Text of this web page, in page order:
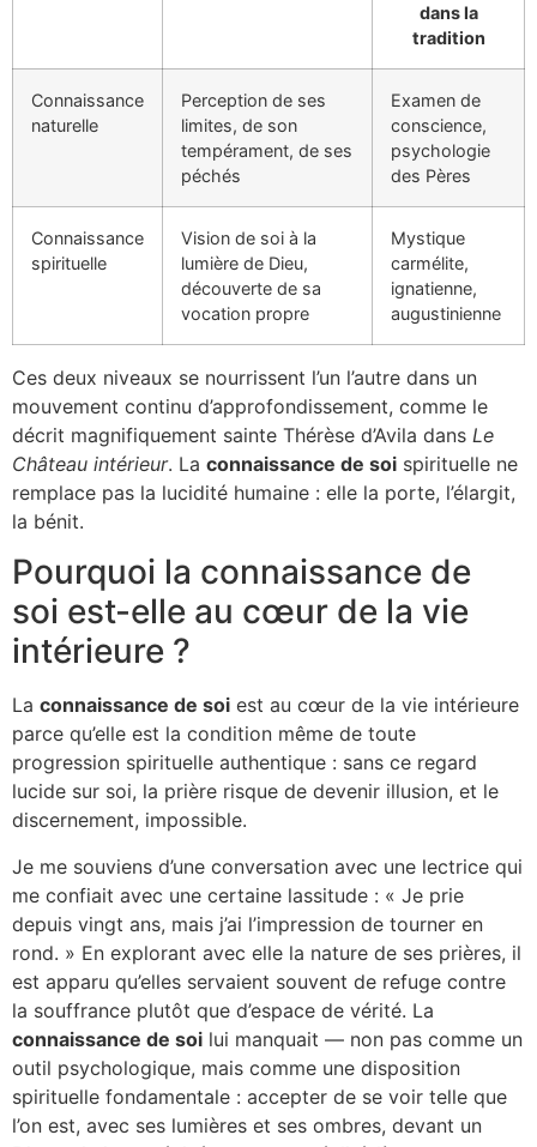
dans la
tradition
Connaissance
naturelle
Perception de ses
limites, de son
tempérament, de ses
péchés
Examen de
conscience,
psychologie
des Pères
Connaissance
spirituelle
Vision de soi à la
lumière de Dieu,
découverte de sa
vocation propre
Mystique
carmélite,
ignatienne,
augustinienne
Ces deux niveaux se nourrissent l’un l’autre dans un
mouvement continu d’approfondissement, comme le
décrit magnifiquement sainte Thérèse d’Avila dans Le
Château intérieur. La connaissance de soi spirituelle ne
remplace pas la lucidité humaine : elle la porte, l’élargit,
la bénit.
Pourquoi la connaissance de
soi est-elle au cœur de la vie
intérieure ?
La connaissance de soi est au cœur de la vie intérieure
parce qu’elle est la condition même de toute
progression spirituelle authentique : sans ce regard
lucide sur soi, la prière risque de devenir illusion, et le
discernement, impossible.
Je me souviens d’une conversation avec une lectrice qui
me confiait avec une certaine lassitude : « Je prie
depuis vingt ans, mais j’ai l’impression de tourner en
rond. » En explorant avec elle la nature de ses prières, il
est apparu qu’elles servaient souvent de refuge contre
la souffrance plutôt que d’espace de vérité. La
connaissance de soi lui manquait — non pas comme un
outil psychologique, mais comme une disposition
spirituelle fondamentale : accepter de se voir telle que
l’on est, avec ses lumières et ses ombres, devant un